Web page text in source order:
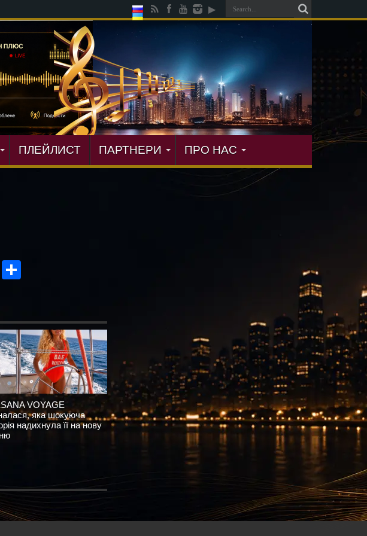
ПЛЕЙЛИСТ ПАРТНЕРИ ПРО НАС
WhatsApp
VOYAGE
яка шокуюча
надихнула її на нову